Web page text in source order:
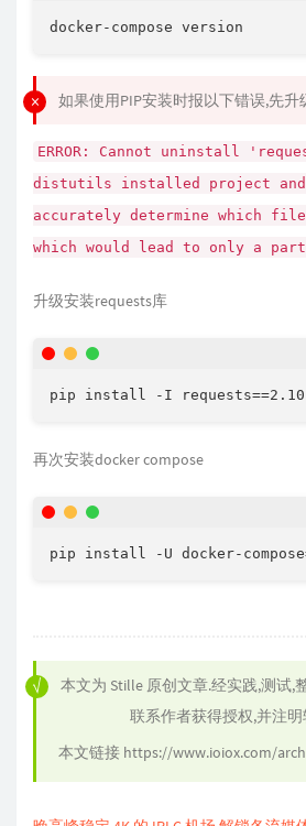
docker-compose version
如果使用PIP安装时报以下错误,先升
ERROR: Cannot uninstall
distutils installed project and
accurately determine which
which would lead to only a
升级安装requests库
pip install -I
再次安装docker compose
pip install -U docker-
本文为 Stille 原创文章.经实践,测试,
联系作者获得授权,并注
本文链接 https://www.ioiox.com/